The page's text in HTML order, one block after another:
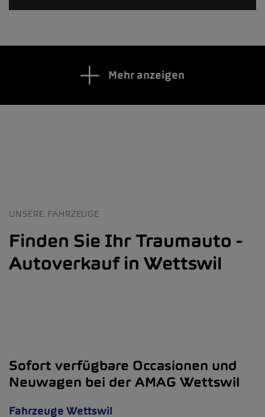
Mehr anzeigen
UNSERE FAHRZEUGE
Finden Sie Ihr Traumauto -
Autoverkauf in Wettswil
Sofort verfügbare Occasionen und
Neuwagen bei der AMAG Wettswil
Fahrzeuge Wettswil